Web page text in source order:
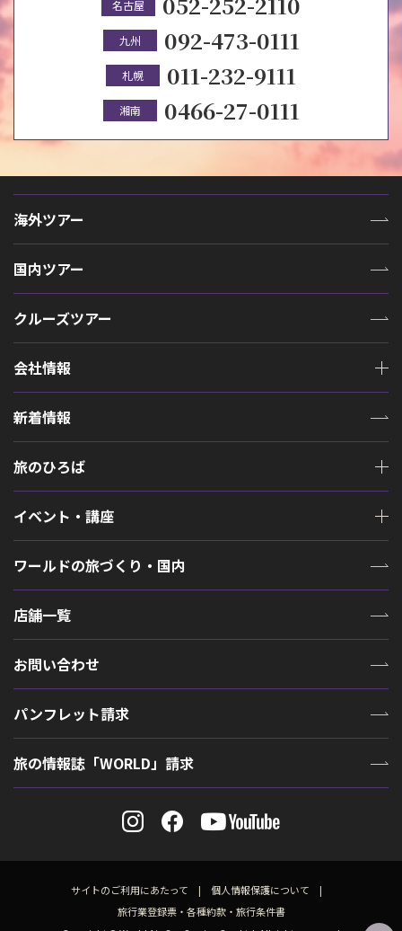
名古屋
九州 092-473-0111
札幌 011-232-9111
湘南 0466-27-0111
海外ツアー
国内ツアー
クルーズツアー
会社情報
新着情報
旅のひろば
イベント・講座
ワールドの旅づくり・国内
店舗一覧
お問い合わせ
パンフレット請求
旅の情報誌「WORLD」請求
サイトのご利用にあたって
個人情報保護について
旅行業登録票・各種約款・旅行条件書